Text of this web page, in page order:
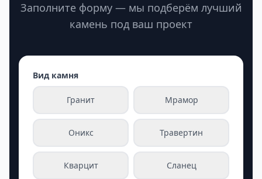
Заполните форму — мы подберём лучший
камень под ваш проект
Вид камня
Гранит Мрамор
Оникс Травертин
Кварцит Сланец